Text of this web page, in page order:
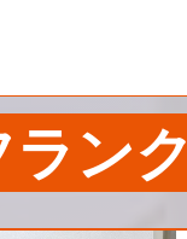
ンク